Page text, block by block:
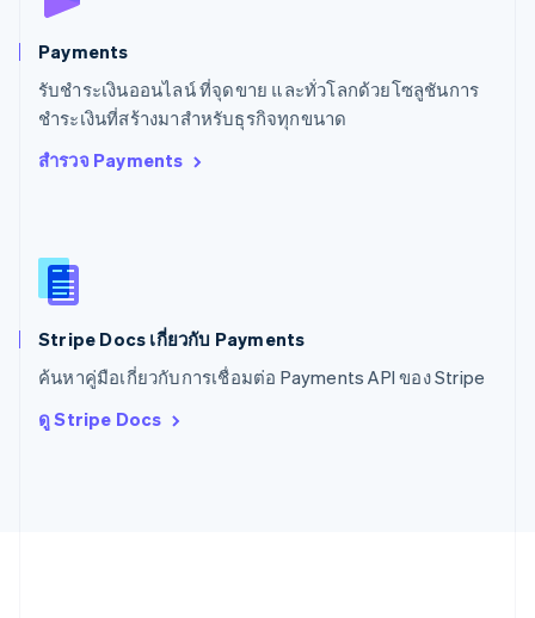
Payments
รับชำระเงินออนไลน์ ที่จุดขาย และทั่วโลกด้วยโซลูชันการ
ชำระเงินที่สร้างมาสำหรับธุรกิจทุกขนาด
สำรวจ Payments
Stripe Docs เกี่ยวกับ Payments
ค้นหาคู่มือเกี่ยวกับการเชื่อมต่อ Payments API ของ Stripe
ดู Stripe Docs
สวีเดน
สหรัฐอเมริกา
English Español简体中文
สหรัฐอาหรับเอมิเรตส์
สหราชอาณาจักร
สิงคโปร์
English
ออสเตรเลีย
English
ออสเตรีย
DeutschEnglish
ItalianoEnglish